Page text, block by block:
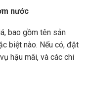
nước
bao gồm tên sản
biệt nào. Nếu có, đặt
hậu mãi, và các chi